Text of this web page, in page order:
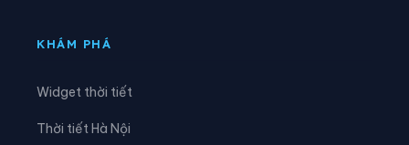
Xã Hoằng Thanh
KHÁM PHÁ
Widget thời tiết
Thời tiết Hà Nội